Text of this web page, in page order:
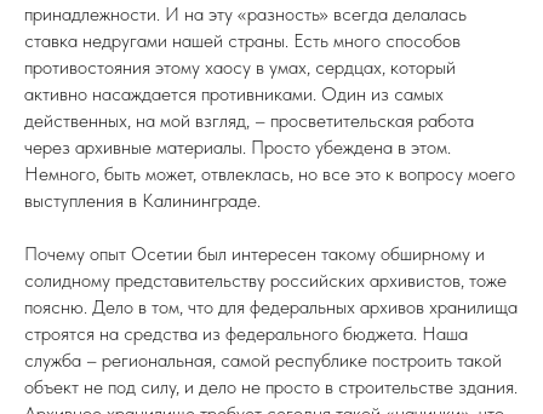
принадлежности. И на эту «разность» всегда делалась
ставка недругами нашей страны. Есть много способов
противостояния этому хаосу в умах, сердцах, который
активно насаждается противниками. Один из самых
действенных, на мой взгляд, – просветительская работа
через архивные материалы. Просто убеждена в этом.
Немного, быть может, отвлеклась, но все это к вопросу моего
выступления в Калининграде.
Почему опыт Осетии был интересен такому обширному и
солидному представительству российских архивистов, тоже
поясню. Дело в том, что для федеральных архивов хранилища
строятся на средства из федерального бюджета. Наша
служба – региональная, самой республике построить такой
объект не под силу, и дело не просто в строительстве здания.